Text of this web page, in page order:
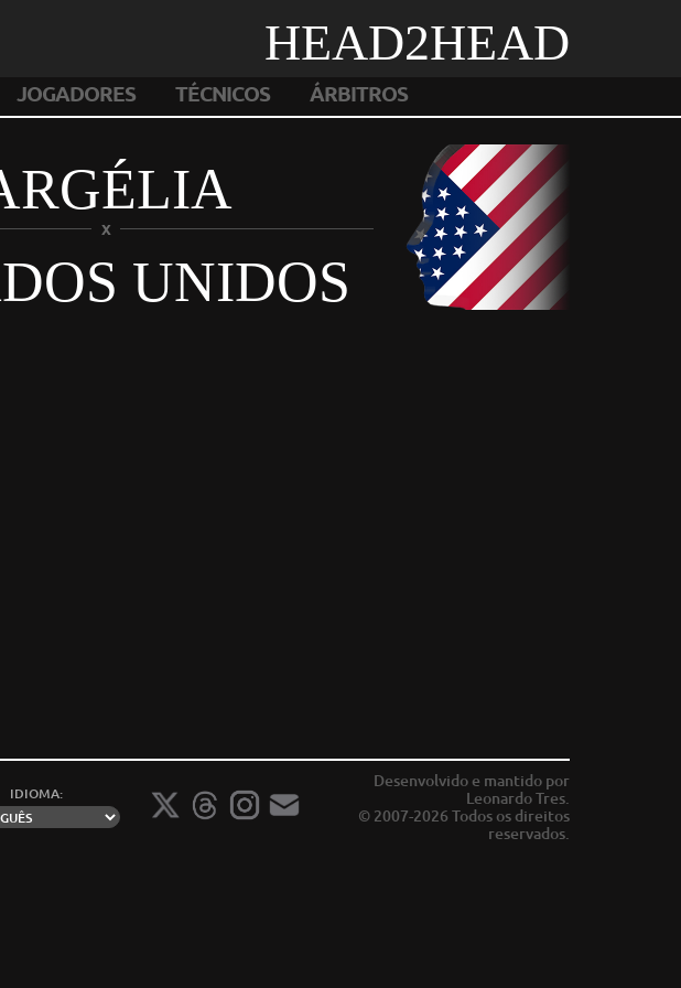
HEAD2HEAD
JOGADORES TÉCNICOS ÁRBITROS
X
UNIDOS
IDIOMA:
Desenvolvido e mantido por
Leonardo Tres.
© 2007-2026 Todos os direitos
reservados.